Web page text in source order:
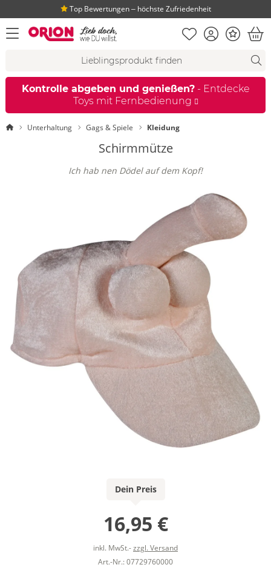
Top Bewertungen ‒ höchste Zufriedenheit
Menü öffnen Merkliste
KontoBonus
Kontrolle abgeben und genießen?- Entdecke
Toys mit Fernbedienung
StartseiteUnterhaltung Gags & Spiele Kleidung
Schirmmütze
Ich hab nen Dödel auf dem Kopf!
Dein Preis
16,95 €
inkl. MwSt.-zzgl. Versand
Art.-Nr.: 07729760000